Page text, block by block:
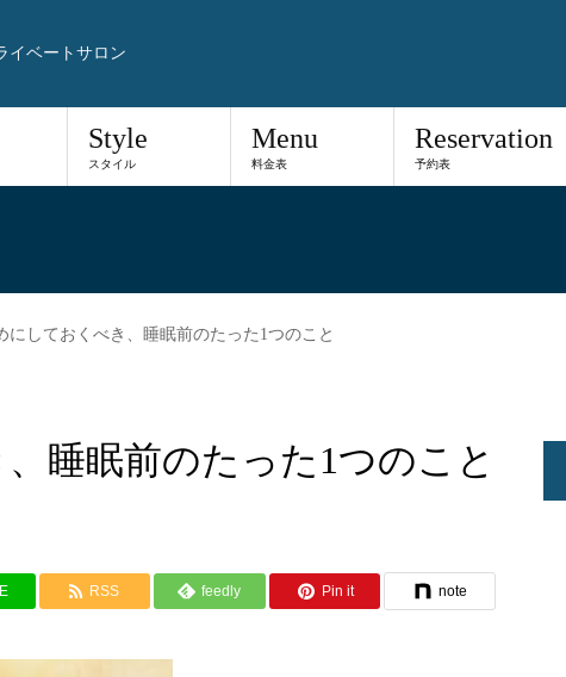
イベートサロン
Style
スタイル
Menu
料金表
Reservation
予約表
にしておくべき、睡眠前のたった1つのこと
睡眠前のたった1つのこと
RSS feedly Pin it note